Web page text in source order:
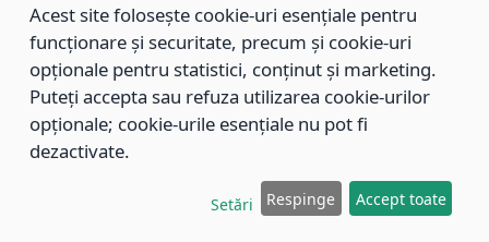
827/10.12.2019
Aprobarea standardului de cost pentru serviciile
furnizate în cadrul Centrului Rezidențial pentru Persoane
Adăpost, pentru anul 2020.
Aprobarea standardului de cost pentru serviciile
Acest site folosește cookie-uri esențiale pentru
funcționare și securitate, precum și cookie-uri
opționale pentru statistici, conținut și marketing.
Puteți accepta sau refuza utilizarea cookie-urilor
opționale; cookie-urile esențiale nu pot fi
dezactivate.
Setări Respinge Accept toate